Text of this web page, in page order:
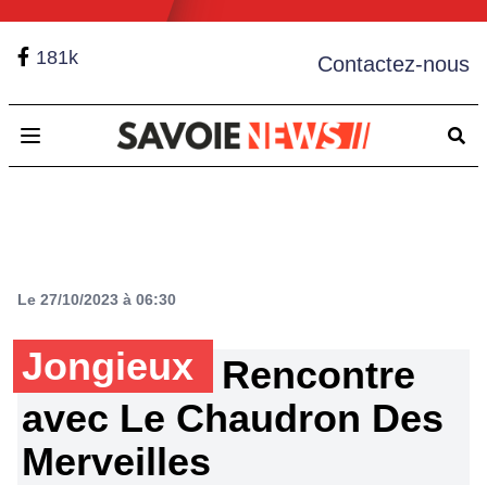
181k Contactez-nous
Open main menu
Le 27/10/2023 à 06:30
Jongieux
Rencontre
avec Le Chaudron Des
Merveilles